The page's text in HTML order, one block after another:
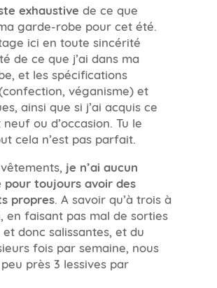
exhaustive de ce que
garde-robe pour cet été.
ici en toute sincérité
de ce que j’ai dans ma
et les spécifications
véganisme) et
ainsi que si j’ai acquis ce
ou d’occasion. Tu le
cela n’est pas parfait.
je n’ai aucun
pour toujours avoir des
propres. A savoir qu’à trois à
en faisant pas mal de sorties
donc salissantes, et du
fois par semaine, nous
près 3 lessives par